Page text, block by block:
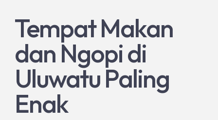
Jadi Mitra Kami
Tempat Makan
dan Ngopi di
Uluwatu Paling
Enak